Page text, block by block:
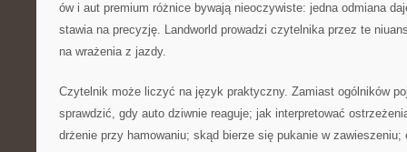
ów i aut premium różnice bywają nieoczywiste: jedna odmiana
stawia na precyzję. Landworld prowadzi czytelnika przez te
na wrażenia z jazdy.
Czytelnik może liczyć na język praktyczny. Zamiast ogólników
sprawdzić, gdy auto dziwnie reaguje; jak interpretować
drżenie przy hamowaniu; skąd bierze się pukanie w